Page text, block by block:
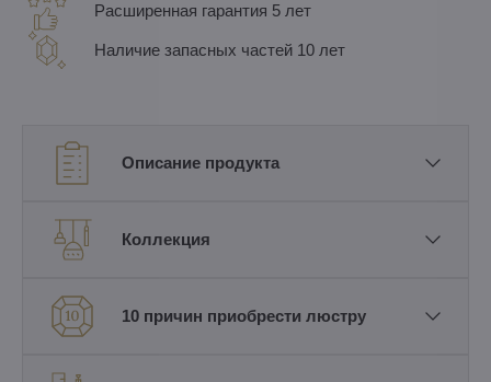
Расширенная гарантия 5 лет
Наличие запасных частей 10 лет
Описание продукта
Коллекция
10 причин приобрести люстру